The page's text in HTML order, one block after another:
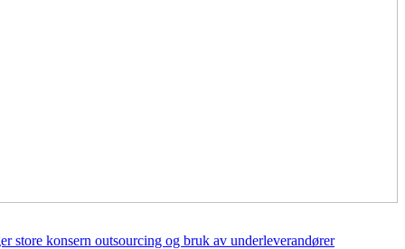
store konsern outsourcing og bruk av underleverandører